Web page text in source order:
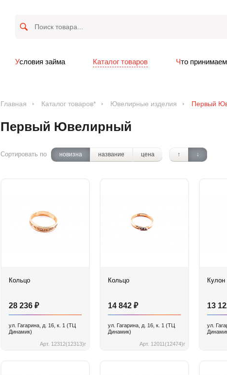
Условия займа Каталог товаров Что принимаем
Главная Каталог товаров* Ювелирные изделия Первый
Первый Ювелирный
Сортировать по новизна название цена ↑ ↓
Кольцо
28 236 ₽
ул. Гагарина, д. 16, к. 1 (ТЦ
Динамик)
Арт. 12312(12313)г
Кольцо
14 842 ₽
ул. Гагарина, д. 16, к. 1 (ТЦ
Динамик)
Арт. 12011(12474)г
Кулон
13
ул.